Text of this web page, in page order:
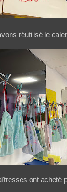
réutilisé le
ont acheté